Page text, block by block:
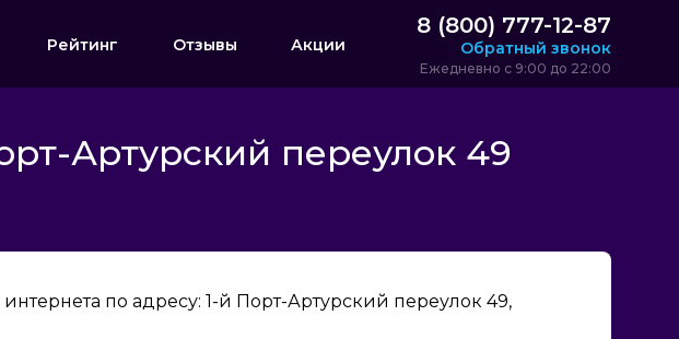
Рейтинг Отзывы Акции
8 (800) 777-12-87
Обратный звонок
Ежедневно с 9:00 до 22:00
Артурский переулок 49
по адресу: 1-й Порт-Артурский переулок 49,